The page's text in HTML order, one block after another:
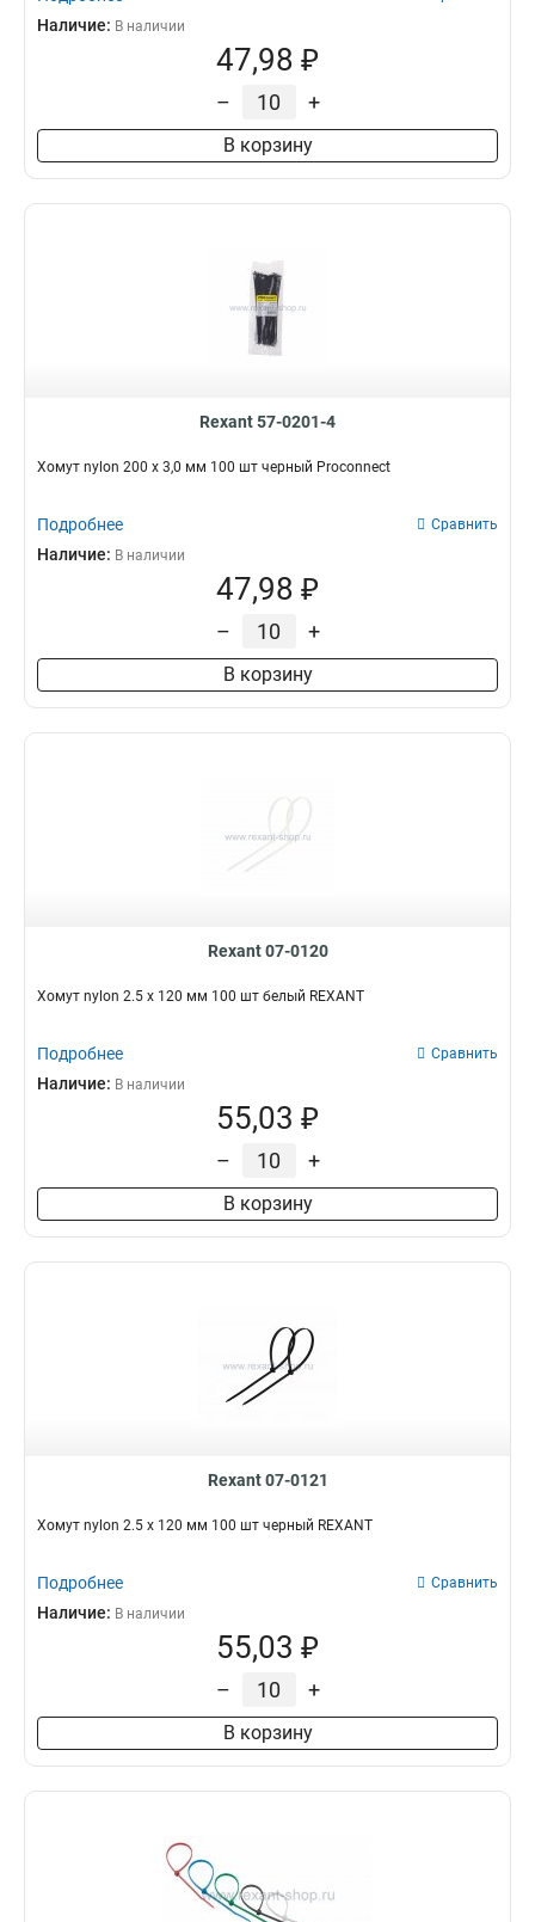
Наличие: В наличии
47,98 ₽
– +
В корзину
Rexant 57-0201-4
Хомут nylon 200 х 3,0 мм 100 шт черный Proconnect
Подробнее Сравнить
Наличие: В наличии
47,98 ₽
– +
В корзину
Rexant 07-0120
Хомут nylon 2.5 х 120 мм 100 шт белый REXANT
Подробнее Сравнить
Наличие: В наличии
55,03 ₽
– +
В корзину
Rexant 07-0121
Хомут nylon 2.5 х 120 мм 100 шт черный REXANT
Подробнее Сравнить
Наличие: В наличии
55,03 ₽
– +
В корзину